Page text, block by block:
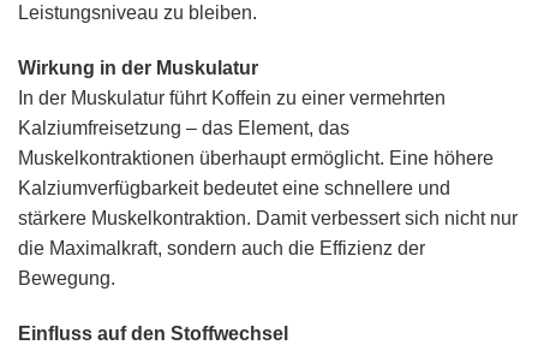
Leistungsniveau zu bleiben.
Wirkung in der Muskulatur
In der Muskulatur führt Koffein zu einer vermehrten
Kalziumfreisetzung – das Element, das
Muskelkontraktionen überhaupt ermöglicht. Eine höhere
Kalziumverfügbarkeit bedeutet eine schnellere und
stärkere Muskelkontraktion. Damit verbessert sich nicht nur
die Maximalkraft, sondern auch die Effizienz der
Bewegung.
Einfluss auf den Stoffwechsel